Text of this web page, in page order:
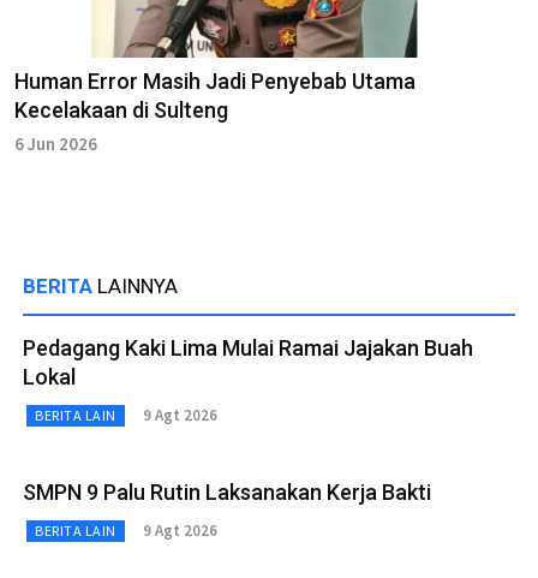
Human Error Masih Jadi Penyebab Utama
Kecelakaan di Sulteng
6 Jun 2026
BERITA LAINNYA
Pedagang Kaki Lima Mulai Ramai Jajakan Buah
Lokal
BERITA LAIN 9 Agt 2026
SMPN 9 Palu Rutin Laksanakan Kerja Bakti
BERITA LAIN 9 Agt 2026